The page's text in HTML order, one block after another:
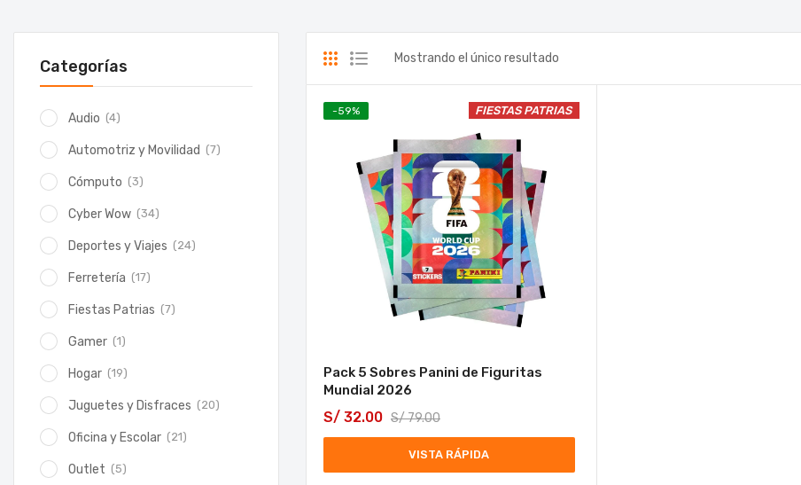
Mostrando el único resultado
-59% FIESTAS PATRIAS
Pack 5 Sobres Panini de Figuritas
Mundial 2026
S/79.00
S/ 32.00
VISTA RÁPIDA
Categorías
Audio (4)
Automotriz y Movilidad (7)
Cómputo (3)
Cyber Wow (34)
Deportes y Viajes (24)
Ferretería (17)
Fiestas Patrias (7)
Gamer (1)
Hogar (19)
Juguetes y Disfraces (20)
Oficina y Escolar (21)
Outlet (5)